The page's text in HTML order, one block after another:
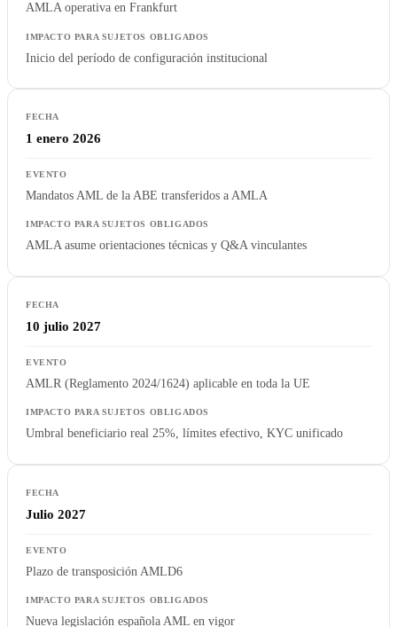
AMLA operativa en Frankfurt
Inicio del período de configuración institucional
1 enero 2026
Mandatos AML de la ABE transferidos a AMLA
AMLA asume orientaciones técnicas y Q&A vinculantes
10 julio 2027
AMLR (Reglamento 2024/1624) aplicable en toda la UE
Umbral beneficiario real 25%, límites efectivo, KYC unificado
Julio 2027
Plazo de transposición AMLD6
Nueva legislación española AML en vigor